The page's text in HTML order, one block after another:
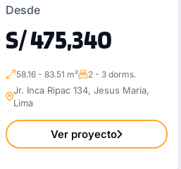
Desde
S/ 475,340
58.16 - 83.51 m² 2 - 3 dorms.
Jr. Inca Ripac 134, Jesus Maria,
Lima
Ver proyecto